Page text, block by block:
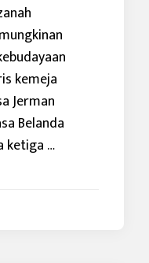
kemeja
Jerman
Belanda
ketiga …